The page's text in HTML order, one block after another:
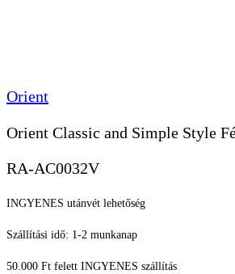
Orient
Orient Classic and Simple Style
RA-AC0032V
INGYENES utánvét lehetőség
Szállítási idő: 1-2 munkanap
50.000 Ft felett INGYENES szállítás